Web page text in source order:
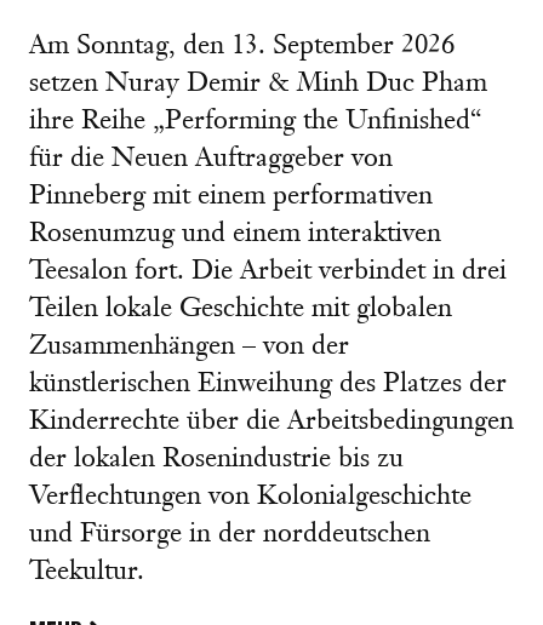
Am Sonntag, den 13. September 2026
setzen Nuray Demir & Minh Duc Pham
ihre Reihe „Performing the Unfinished“
für die Neuen Auftraggeber von
Pinneberg mit einem performativen
Rosenumzug und einem interaktiven
Teesalon fort. Die Arbeit verbindet in drei
Teilen lokale Geschichte mit globalen
Zusammenhängen – von der
künstlerischen Einweihung des Platzes der
Kinderrechte über die Arbeitsbedingungen
der lokalen Rosenindustrie bis zu
Verflechtungen von Kolonialgeschichte
und Fürsorge in der norddeutschen
Teekultur.